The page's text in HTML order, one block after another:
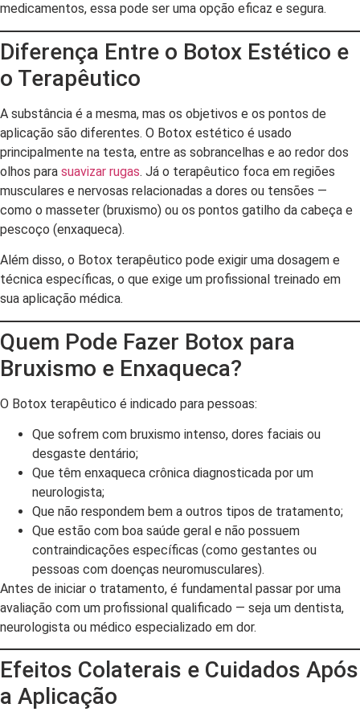
medicamentos, essa pode ser uma opção eficaz e segura.
Diferença Entre o Botox Estético e
o Terapêutico
A substância é a mesma, mas os objetivos e os pontos de
aplicação são diferentes. O Botox estético é usado
principalmente na testa, entre as sobrancelhas e ao redor dos
olhos para suavizar rugas. Já o terapêutico foca em regiões
musculares e nervosas relacionadas a dores ou tensões —
como o masseter (bruxismo) ou os pontos gatilho da cabeça e
pescoço (enxaqueca).
Além disso, o Botox terapêutico pode exigir uma dosagem e
técnica específicas, o que exige um profissional treinado em
sua aplicação médica.
Quem Pode Fazer Botox para
Bruxismo e Enxaqueca?
O Botox terapêutico é indicado para pessoas:
Que sofrem com bruxismo intenso, dores faciais ou
desgaste dentário;
Que têm enxaqueca crônica diagnosticada por um
neurologista;
Que não respondem bem a outros tipos de tratamento;
Que estão com boa saúde geral e não possuem
contraindicações específicas (como gestantes ou
pessoas com doenças neuromusculares).
Antes de iniciar o tratamento, é fundamental passar por uma
avaliação com um profissional qualificado — seja um dentista,
neurologista ou médico especializado em dor.
Efeitos Colaterais e Cuidados Após
a Aplicação